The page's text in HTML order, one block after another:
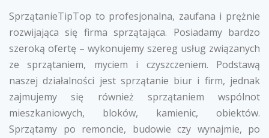
SprzątanieTipTop to profesjonalna, zaufana i prężnie
rozwijająca się firma sprzątająca. Posiadamy bardzo
szeroką ofertę – wykonujemy szereg usług związanych
ze sprzątaniem, myciem i czyszczeniem. Podstawą
naszej działalności jest sprzątanie biur i firm, jednak
zajmujemy się również sprzątaniem wspólnot
mieszkaniowych, bloków, kamienic, obiektów.
Sprzątamy po remoncie, budowie czy wynajmie, po